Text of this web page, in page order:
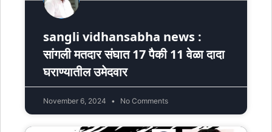
sangli vidhansabha news :
सांगली मतदार संघात 17 पैकी 11 वेळा दादा
घराण्यातील उमेदवार
November 6, 2024 No Comments